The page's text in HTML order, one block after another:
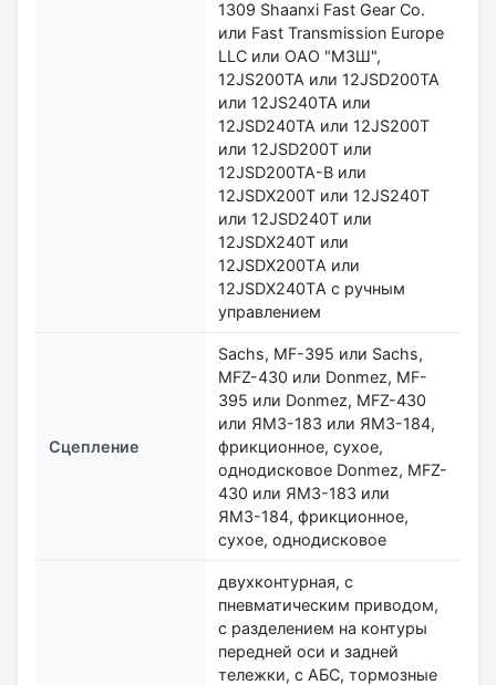
1309 Shaanxi Fast Gear Co.
или Fast Transmission Europe
LLC или ОАО "МЗШ",
12JS200ТА или 12JSD200ТА
или 12JS240ТА или
12JSD240ТА или 12JS200Т
или 12JSD200Т или
12JSD200ТА-B или
12JSDX200Т или 12JS240Т
или 12JSD240Т или
12JSDX240Т или
12JSDX200ТA или
12JSDX240ТA с ручным
управлением
Сцепление
Sachs, MF-395 или Sachs,
MFZ-430 или Donmez, MF-
395 или Donmez, MFZ-430
или ЯМЗ-183 или ЯМЗ-184,
фрикционное, сухое,
однодисковое Donmez, MFZ-
430 или ЯМЗ-183 или
ЯМЗ-184, фрикционное,
сухое, однодисковое
двухконтурная, с
пневматическим приводом,
с разделением на контуры
передней оси и задней
тележки, с АБС, тормозные